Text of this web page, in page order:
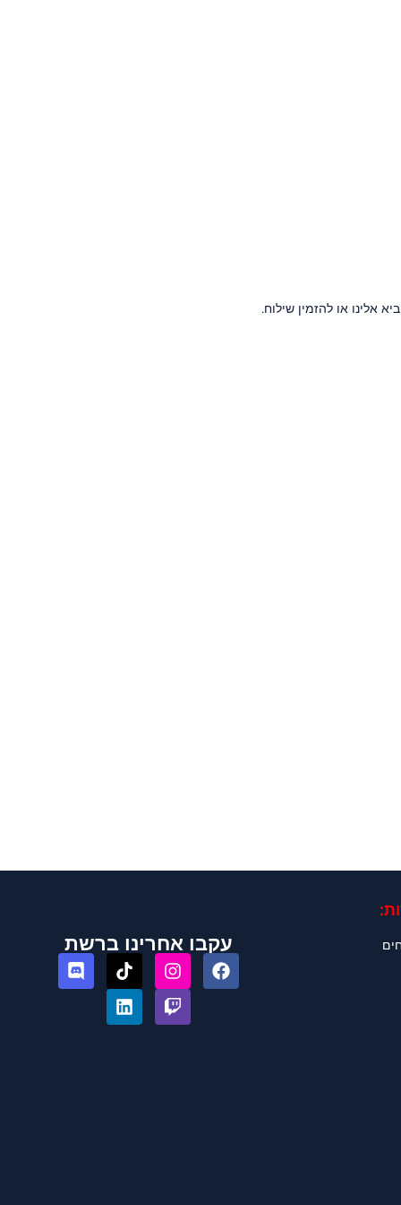
אלינו או להזמין שילוח.
עקבו אחרינו ברשת